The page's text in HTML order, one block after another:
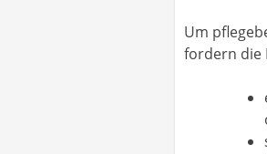
Um
fordern die